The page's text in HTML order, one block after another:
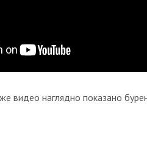
видео наглядно показано